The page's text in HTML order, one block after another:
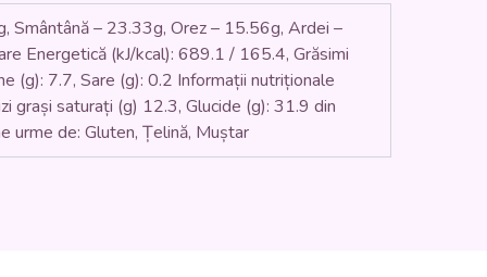
Smântână – 23.33g, Orez – 15.56g, Ardei –
Energetică (kJ/kcal): 689.1 / 165.4, Grăsimi
(g): 7.7, Sare (g): 0.2 Informații nutriționale
grași saturați (g) 12.3, Glucide (g): 31.9 din
urme de: Gluten, Țelină, Muștar